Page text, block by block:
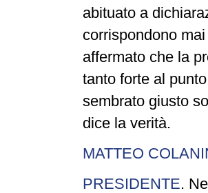
abituato a
corrispondono
affermato che la
tanto forte al
sembrato giusto
dice la verità.
MATTEO
PRESIDENTE.